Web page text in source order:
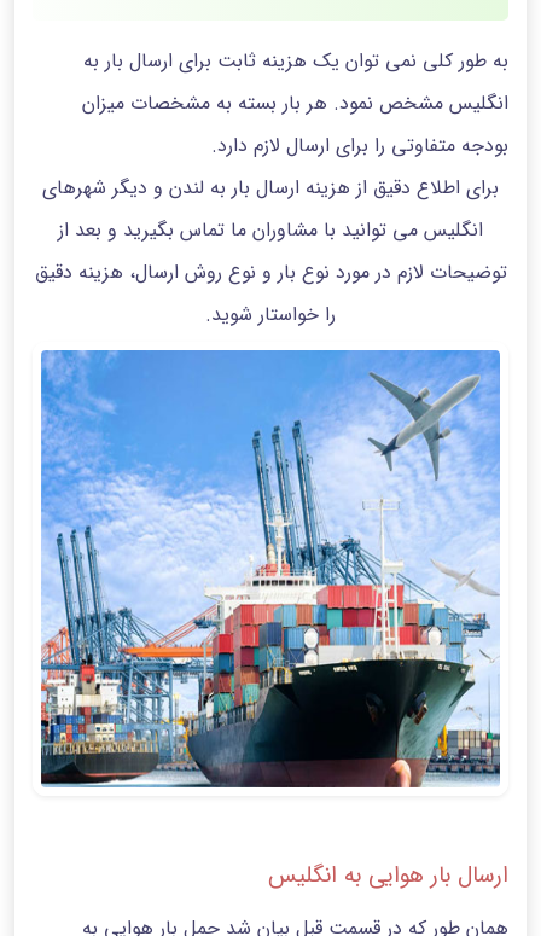
به طور کلی نمی توان یک هزینه ثابت برای ارسال بار به
انگلیس مشخص نمود. هر بار بسته به مشخصات میزان
بودجه متفاوتی را برای ارسال لازم دارد.
برای اطلاع دقیق از هزینه ارسال بار به لندن و دیگر شهرهای
انگلیس می توانید با مشاوران ما تماس بگیرید و بعد از
توضیحات لازم در مورد نوع بار و نوع روش ارسال، هزینه دقیق
را خواستار شوید.
ارسال بار هوایی به انگلیس
همان طور که در قسمت قبل بیان شد حمل بار هوایی به